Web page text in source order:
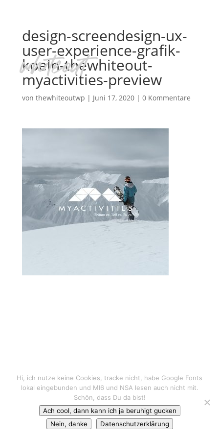
design-screendesign-ux-
user-experience-grafik-
koeln-thewhiteout-
myactivities-preview
von thewhiteoutwp | Juni 17, 2020| 0 Kommentare
Hi, ich nutze keine Cookies, tracke nicht, habe Google Fonts
lokal eingebunden und MI6 und NSA lesen auch nicht mit.
Schön, dass Du da bist!
Ach cool, dann kann ich ja beruhigt gucken
Nein, danke
Datenschutzerklärung